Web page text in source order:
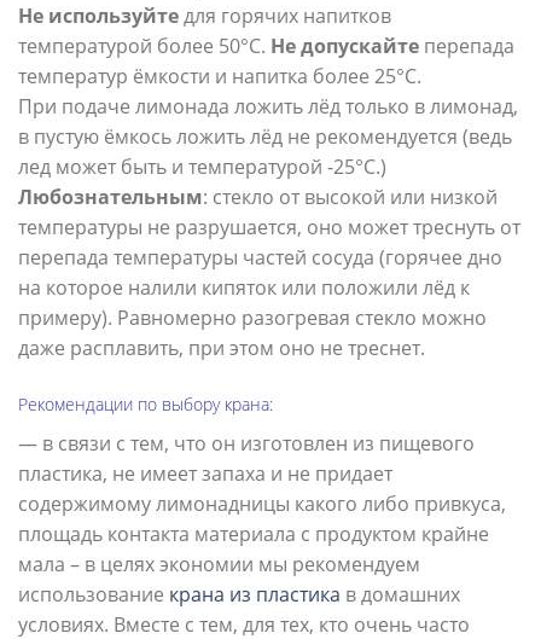
Не используйтедля горячих напитков
температурой более 50°С. Не допускайте перепада
температур ёмкости и напитка более 25°С.
При подаче лимонада ложить лёд только в лимонад,
в пустую ёмкось ложить лёд не рекомендуется (ведь
лед может быть и температурой -25°С.)
Любознательным: стекло от высокой или низкой
температуры не разрушается, оно может треснуть от
перепада температуры частей сосуда (горячее дно
на которое налили кипяток или положили лёд к
примеру). Равномерно разогревая стекло можно
даже расплавить, при этом оно не треснет.
Рекомендации по выбору крана:
— в связи с тем, что он изготовлен из пищевого
пластика, не имеет запаха и не придает
содержимому лимонадницы какого либо привкуса,
площадь контакта материала с продуктом крайне
мала – в целях экономии мы рекомендуем
использование крана из пластика в домашних
условиях. Вместе с тем, для тех, кто очень часто